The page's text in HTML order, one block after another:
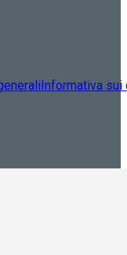
Informativa sui